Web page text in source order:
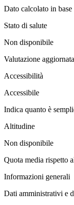
Dato calcolato in
Stato di salute
Non disponibile
Valutazione
Accessibilità
Accessibile
Indica quanto è
Altitudine
Non disponibile
Quota media rispetto
Informazioni generali
Dati amministrativi e